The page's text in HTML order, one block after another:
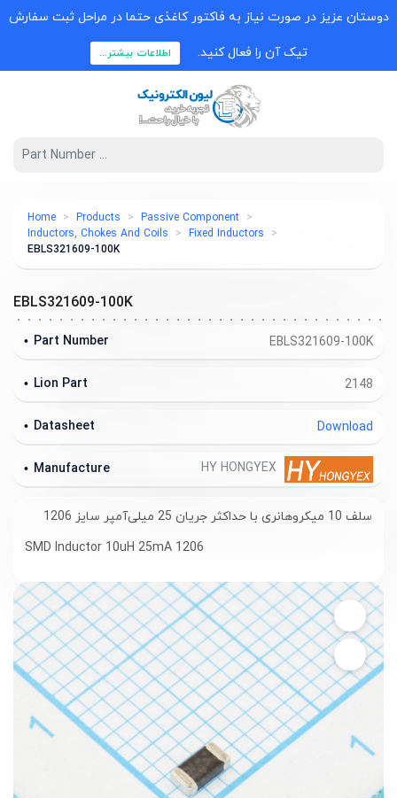
دوستان عزیز در صورت نیاز به فاکتور کاغذی حتما در مراحل ثبت سفارش
تیک آن را فعال کنید. اطلاعات بیشتر...
Home Products
Passive Component
Inductors, Chokes And Coils
Fixed Inductors
EBLS321609-100K
EBLS321609-100K
EBLS321609-100K
Part Number
2148
Lion Part
Download
Datasheet
Manufacture
سلف 10 میکروهانری با حداکثر جریان 25 میلی‌آمپر سایز 1206
SMD Inductor 10uH 25mA 1206